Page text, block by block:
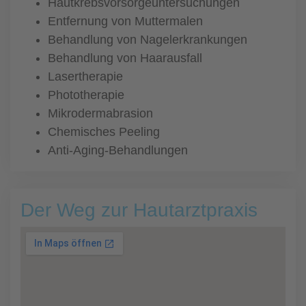
Hautkrebsvorsorgeuntersuchungen
Entfernung von Muttermalen
Behandlung von Nagelerkrankungen
Behandlung von Haarausfall
Lasertherapie
Phototherapie
Mikrodermabrasion
Chemisches Peeling
Anti-Aging-Behandlungen
Der Weg zur Hautarztpraxis